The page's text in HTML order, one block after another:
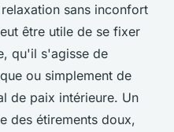
sans inconfort
être utile de se fixer
qu'il s'agisse de
ou simplement de
de paix intérieure. Un
des étirements doux,